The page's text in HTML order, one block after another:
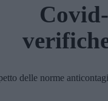
delle norme